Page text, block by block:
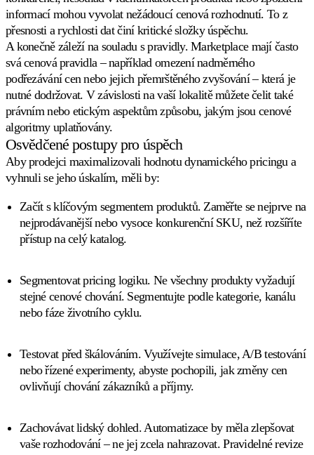
informací mohou vyvolat nežádoucí cenová rozhodnutí. To z
přesnosti a rychlosti dat činí kritické složky úspěchu.
A konečně záleží na souladu s pravidly. Marketplace mají často
svá cenová pravidla – například omezení nadměrného
podřezávání cen nebo jejich přemrštěného zvyšování – která je
nutnédodržovat. V závislosti na vaší lokalitě můžete čelit také
právním nebo etickým aspektům způsobu, jakým jsou cenové
algoritmy uplatňovány.
Osvědčené postupy pro úspěch
Aby prodejci maximalizovali hodnotu dynamického pricingu a
vyhnuli se jeho úskalím, měli by:
Začít s klíčovým segmentem produktů. Zaměřte se nejprve na
nejprodávanější nebo vysoce konkurenční SKU, než rozšíříte
přístup na celý katalog.
Segmentovat pricing logiku. Ne všechny produkty vyžadují
stejné cenové chování. Segmentujte podle kategorie, kanálu
nebo fáze životního cyklu.
Testovat před škálováním. Využívejte simulace, A/B testování
nebo řízené experimenty, abyste pochopili, jak změny cen
ovlivňují chování zákazníků a příjmy.
Zachovávat lidský dohled.Automatizace by měla zlepšovat
vaše rozhodování – ne jej zcela nahrazovat. Pravidelné revize